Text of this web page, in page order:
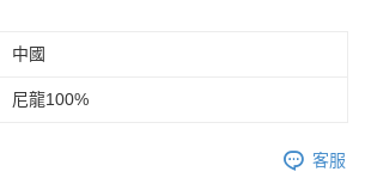
中國
尼龍100%
客服